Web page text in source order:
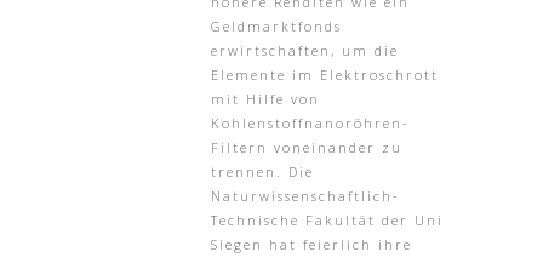
Geldmarktfonds
erwirtschaften, um die
Elemente im Elektroschrott
mit Hilfe von
Kohlenstoffnanoröhren-
Filtern voneinander zu
trennen. Die
Naturwissenschaftlich-
Technische Fakultät der Uni
Siegen hat feierlich ihre